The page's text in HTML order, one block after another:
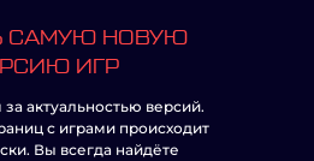
САМУЮ НОВУЮ
ИГР
актуальностью версий.
с играми происходит
Вы всегда найдёте